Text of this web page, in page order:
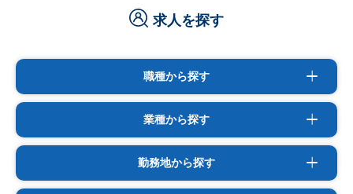
求人を探す
職種から探す
業種から探す
勤務地から探す